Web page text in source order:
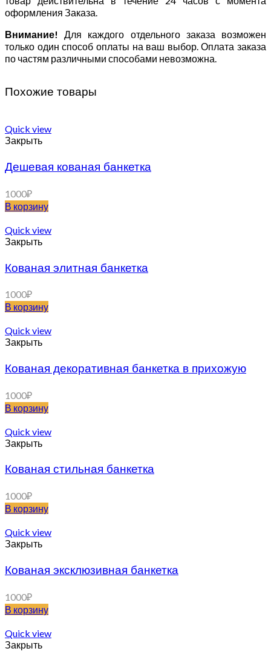
оформления Заказа.
Внимание!
Для каждого отдельного заказа возможен
только один способ оплаты на ваш выбор. Оплата заказа
по частям различными способами невозможна.
Похожие товары
Quick view
Закрыть
Дешевая кованая банкетка
1000₽
В корзину
Quick view
Закрыть
Кованая элитная банкетка
1000₽
В корзину
Quick view
Закрыть
Кованая декоративная банкетка в прихожую
1000₽
В корзину
Quick view
Закрыть
Кованая стильная банкетка
1000₽
В корзину
Quick view
Закрыть
Кованая эксклюзивная банкетка
1000₽
В корзину
Quick view
Закрыть